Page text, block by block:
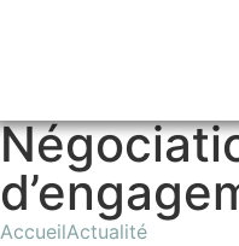
AccueilActualité